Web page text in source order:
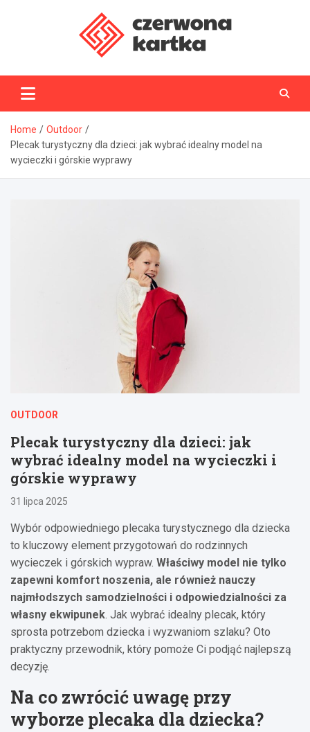
CzerwonaKartka.pl
Home
Outdoor
Plecak turystyczny dla dzieci: jak wybrać idealny model na
wycieczki i górskie wyprawy
OUTDOOR
Plecak turystyczny dla dzieci: jak
wybrać idealny model na wycieczki i
górskie wyprawy
31 lipca 2025
Wybór odpowiedniego plecaka turystycznego dla dziecka
to kluczowy element przygotowań do rodzinnych
wycieczek i górskich wypraw. Właściwy model nie tylko
zapewni komfort noszenia, ale również nauczy
najmłodszych samodzielności i odpowiedzialności za
własny ekwipunek. Jak wybrać idealny plecak, który
sprosta potrzebom dziecka i wyzwaniom szlaku? Oto
praktyczny przewodnik, który pomoże Ci podjąć najlepszą
decyzję.
Na co zwrócić uwagę przy
wyborze plecaka dla dziecka?